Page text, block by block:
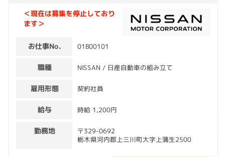
＜現在は募集を停止しており
ます＞
お仕事No. 01B00101
職種 NISSAN / 日産自動車の組み立て
雇用形態 契約社員
給与 時給 1,200円
勤務地 〒329-0692
栃木県河内郡上三川町大字上蒲生2500